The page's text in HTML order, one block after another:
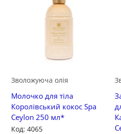
Зберегти
Зволожуюча олія
Молочко для тіла
Королівський кокос Spa
Ceylon 250 мл*
Код: 4065